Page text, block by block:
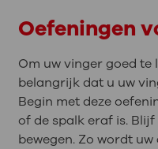
Oefeningen
Om uw vinger goed te
belangrijk dat u uw
Begin met deze
of de spalk eraf is.
bewegen. Zo wordt